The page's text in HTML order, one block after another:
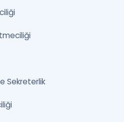
Sekreterlik